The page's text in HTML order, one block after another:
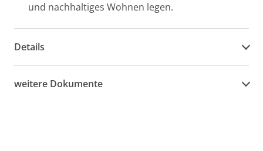
und nachhaltiges Wohnen legen.
Details
weitere Dokumente